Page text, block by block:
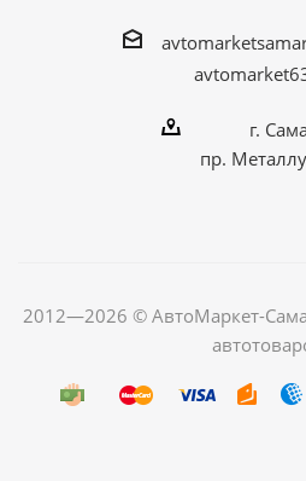
г.
пр.
2012—2026 © АвтоМаркет-